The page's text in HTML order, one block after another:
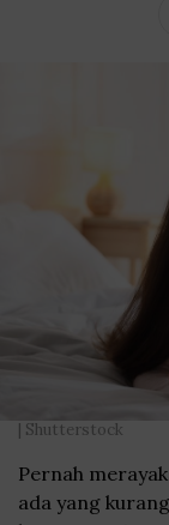
| Shutterstock
Pernah
ada yang